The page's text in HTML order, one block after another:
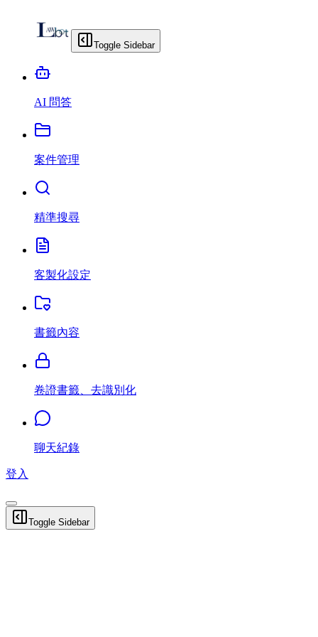
Toggle Sidebar
AI 問答
案件管理
精準搜尋
客製化設定
書籤內容
卷證書籤、去識別化
聊天紀錄
登入
Toggle Sidebar